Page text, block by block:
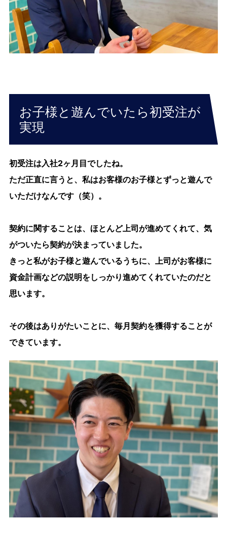
お子様と遊んでいたら初受注が
実現
初受注は入社2ヶ月目でしたね。
ただ正直に言うと、私はお客様のお子様とずっと遊んで
いただけなんです（笑）。
契約に関することは、ほとんど上司が進めてくれて、気
がついたら契約が決まっていました。
きっと私がお子様と遊んでいるうちに、上司がお客様に
資金計画などの説明をしっかり進めてくれていたのだと
思います。
その後はありがたいことに、毎月契約を獲得することが
できています。